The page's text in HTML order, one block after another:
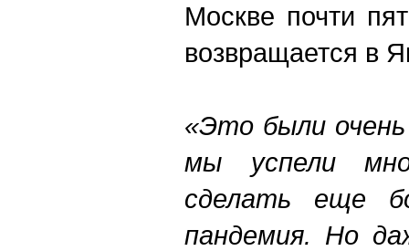
Москве почти
возвращается в
«Это были
мы успели
сделать еще
пандемия. Но